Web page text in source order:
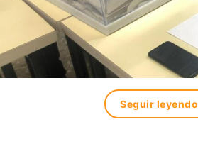
Seguir leyendo